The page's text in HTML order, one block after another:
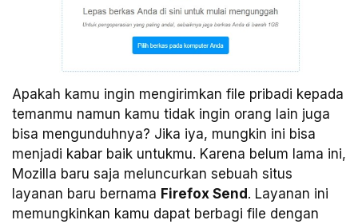
Apakah kamu ingin mengirimkan file pribadi kepada
temanmu namun kamu tidak ingin orang lain juga
bisa mengunduhnya? Jika iya, mungkin ini bisa
menjadi kabar baik untukmu. Karena belum lama ini,
Mozilla baru saja meluncurkan sebuah situs
layanan baru bernama Firefox Send . Layanan ini
memungkinkan kamu dapat berbagi file dengan